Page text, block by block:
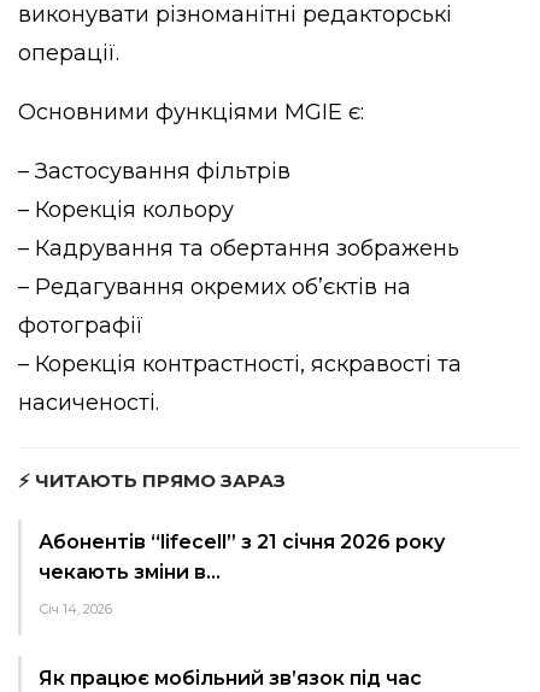
виконувати різноманітні редакторські
операції.
Основними функціями MGIE є:
– Застосування фільтрів
– Корекція кольору
– Кадрування та обертання зображень
– Редагування окремих об’єктів на
фотографії
– Корекція контрастності, яскравості та
насиченості.
⚡ ЧИТАЮТЬ ПРЯМО ЗАРАЗ
Абонентів “lifecell” з 21 січня 2026 року
чекають зміни в…
Січ 14, 2026
Як працює мобільний зв’язок під час